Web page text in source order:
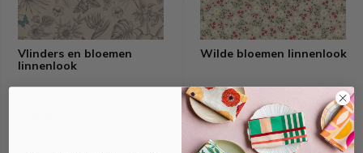
Vlinders en bloemen
linnenlook
Wilde bloemen linnenlook
€ 4,95